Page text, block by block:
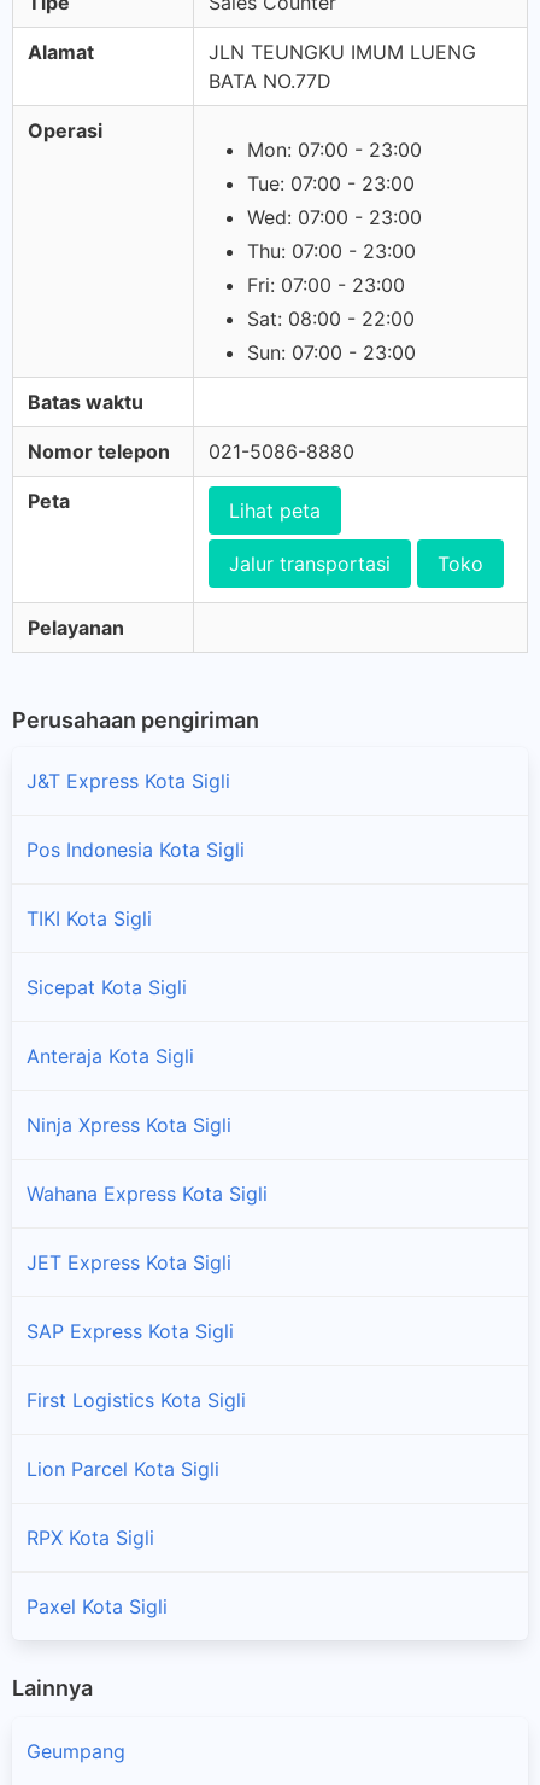
Alamat
JLN TEUNGKU IMUM LUENG
BATA NO.77D
Operasi
Mon: 07:00 - 23:00
Tue: 07:00 - 23:00
Wed: 07:00 - 23:00
Thu: 07:00 - 23:00
Fri: 07:00 - 23:00
Sat: 08:00 - 22:00
Sun: 07:00 - 23:00
Batas waktu
Nomor telepon 021-5086-8880
Peta Lihat peta
Jalur transportasi Toko
Pelayanan
Perusahaan pengiriman
J&T Express Kota Sigli
Pos Indonesia Kota Sigli
TIKI Kota Sigli
Sicepat Kota Sigli
Anteraja Kota Sigli
Ninja Xpress Kota Sigli
Wahana Express Kota Sigli
JET Express Kota Sigli
SAP Express Kota Sigli
First Logistics Kota Sigli
Lion Parcel Kota Sigli
RPX Kota Sigli
Paxel Kota Sigli
Lainnya
Geumpang